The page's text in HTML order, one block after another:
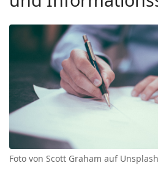
Foto von Scott Graham auf